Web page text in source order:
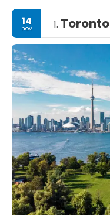
14
nov 1. Toronto